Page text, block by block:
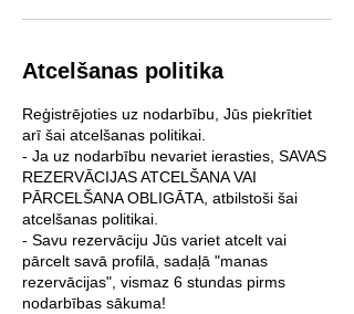
Atcelšanas politika
Reģistrējoties uz nodarbību, Jūs piekrītiet
arī šai atcelšanas politikai.
- Ja uz nodarbību nevariet ierasties, SAVAS
REZERVĀCIJAS ATCELŠANA VAI
PĀRCELŠANA OBLIGĀTA, atbilstoši šai
atcelšanas politikai.
- Savu rezervāciju Jūs variet atcelt vai
pārcelt savā profilā, sadaļā "manas
rezervācijas", vismaz 6 stundas pirms
nodarbības sākuma!